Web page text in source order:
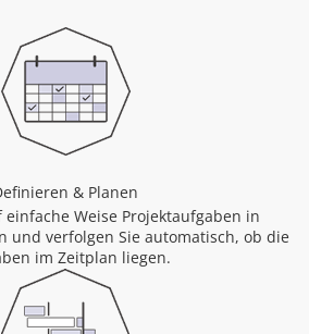
& Planen
einfache Weise Projektaufgaben in
und verfolgen Sie automatisch, ob die
im Zeitplan liegen.